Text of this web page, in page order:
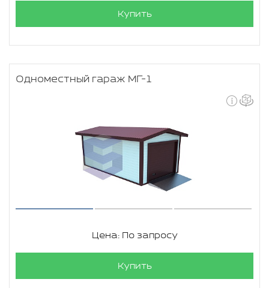
Купить
Одноместный гараж МГ-1
Цена: По запросу
Купить